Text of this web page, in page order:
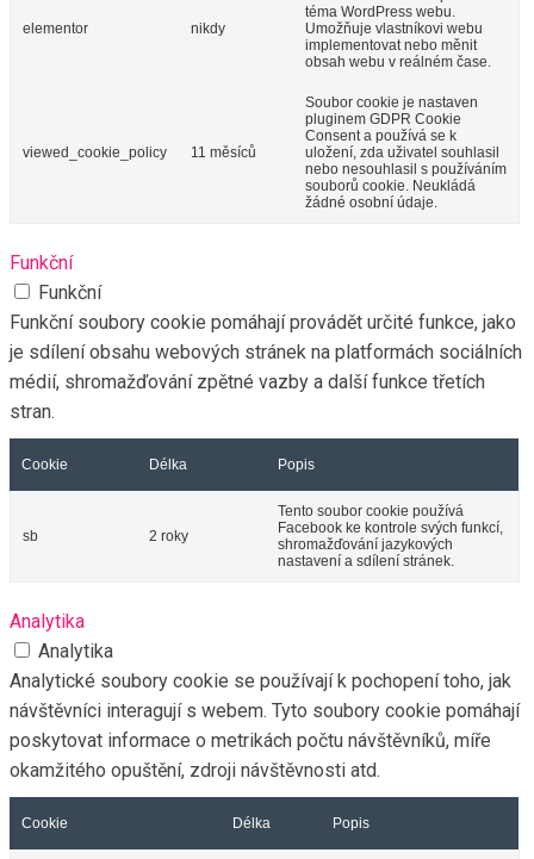
elementor nikdy
téma WordPress webu.
Umožňuje vlastníkovi webu
implementovat nebo měnit
obsah webu v reálném čase.
viewed_cookie_policy 11 měsíců
Soubor cookie je nastaven
pluginem GDPR Cookie
Consent a používá se k
uložení, zda uživatel souhlasil
nebo nesouhlasil s používáním
souborů cookie. Neukládá
žádné osobní údaje.
Funkční
Funkční
Funkční soubory cookie pomáhají provádět určité funkce, jako
je sdílení obsahu webových stránek na platformách sociálních
médií, shromažďování zpětné vazby a další funkce třetích
stran.
Cookie Délka Popis
sb 2 roky
Tento soubor cookie používá
Facebook ke kontrole svých funkcí,
shromažďování jazykových
nastavení a sdílení stránek.
Analytika
Analytika
Analytické soubory cookie se používají k pochopení toho, jak
návštěvníci interagují s webem. Tyto soubory cookie pomáhají
poskytovat informace o metrikách počtu návštěvníků, míře
okamžitého opuštění, zdroji návštěvnosti atd.
Cookie Délka Popis